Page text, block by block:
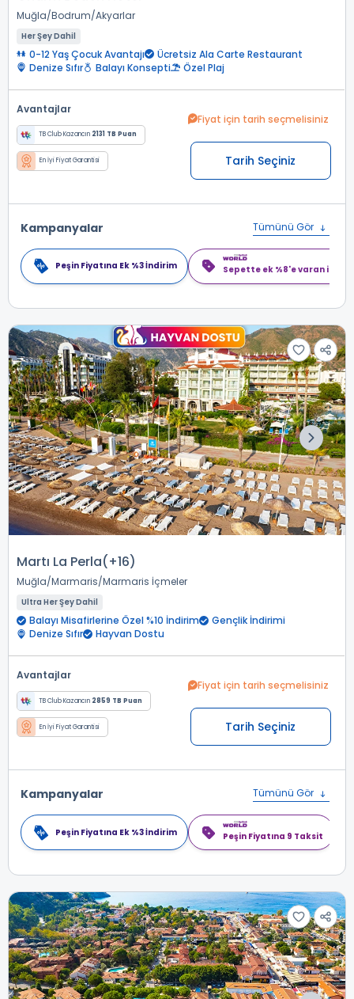
Muğla Bodrum Akyarlar
Her Şey Dahil
0-12 Yaş Çocuk Avantajı
Ücretsiz Ala Carte Restaurant
Denize Sıfır
Balayı Konsepti Özel Plaj
Avantajlar
TB Club Kazancın 2131 TB Puan
En İyi Fiyat Garantisi
Fiyat için tarih seçmelisiniz
Tarih Seçiniz
Kampanyalar Tümünü Gör
Peşin Fiyatına Ek %3 İndirim Sepette ek %8'e varan
Martı La Perla(+16)
Muğla Marmaris Marmaris İçmeler
Ultra Her Şey Dahil
Balayı Misafirlerine Özel %10 İndirim
Gençlik İndirimi
Denize Sıfır
Hayvan Dostu
Avantajlar
TB Club Kazancın 2859 TB Puan
En İyi Fiyat Garantisi
Fiyat için tarih seçmelisiniz
Tarih Seçiniz
Kampanyalar Tümünü Gör
Peşin Fiyatına Ek %3 İndirim Peşin Fiyatına 9 Taksit